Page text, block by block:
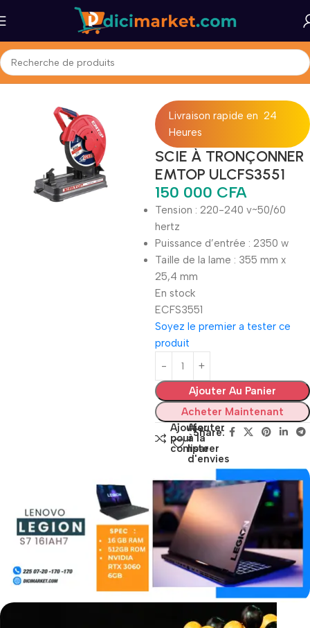
Accueil Accessories
Livraison rapide en 24
Heures
SCIE À TRONÇONNER
EMTOP ULCFS3551
150 000 CFA
Tension : 220-240 v~50/60
hertz
Puissance d’entrée : 2350 w
Taille de la lame : 355 mm x
25,4 mm
En stock
ECFS3551
Soyez le premier a tester ce
produit
Ajouter Au Panier
Acheter Maintenant
Ajouter
pour
comparer
Ajouter
à la
liste
d'envies
Share: